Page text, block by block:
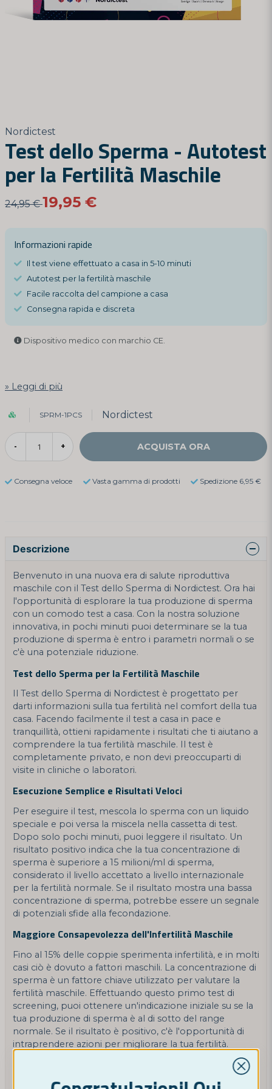
Nordictest
Test dello Sperma - Autotest
per la Fertilità Maschile
24,95 €19,95 €
Informazioni rapide
Il test viene effettuato a casa in 5-10 minuti
Autotest per la fertilità maschile
Facile raccolta del campione a casa
Consegna rapida e discreta
Dispositivo medico con marchio CE.
Leggi di più
SPRM-1PCS Nordictest
- + ACQUISTA ORA
Consegna veloce Vasta gamma di prodotti Spedizione 6,95 €
Descrizione
Benvenuto in una nuova era di salute riproduttiva
maschile con il Test dello Sperma di Nordictest. Ora hai
l'opportunità di esplorare la tua produzione di sperma
con un comodo test a casa. Con la nostra soluzione
innovativa, in pochi minuti puoi determinare se la tua
produzione di sperma è entro i parametri normali o se
c'è una potenziale riduzione.
Test dello Sperma per la Fertilità Maschile
Il Test dello Sperma di Nordictest è progettato per
darti informazioni sulla tua fertilità nel comfort della tua
casa. Facendo facilmente il test a casa in pace e
tranquillità, ottieni rapidamente i risultati che ti aiutano a
comprendere la tua fertilità maschile. Il test è
completamente privato, e non devi preoccuparti di
visite in cliniche o laboratori.
Esecuzione Semplice e Risultati Veloci
Per eseguire il test, mescola lo sperma con un liquido
speciale e poi versa la miscela nella cassetta di test.
Dopo solo pochi minuti, puoi leggere il risultato. Un
risultato positivo indica che la tua concentrazione di
sperma è superiore a 15 milioni/ml di sperma,
considerato il livello accettato a livello internazionale
per la fertilità normale. Se il risultato mostra una bassa
concentrazione di sperma, potrebbe essere un segnale
di potenziali sfide alla fecondazione.
Maggiore Consapevolezza dell'Infertilità Maschile
Fino al 15% delle coppie sperimenta infertilità, e in molti
casi ciò è dovuto a fattori maschili. La concentrazione di
sperma è un fattore chiave utilizzato per valutare la
fertilità maschile. Effettuando questo primo test di
screening, puoi ottenere un'indicazione iniziale su se la
tua produzione di sperma è al di sotto del range
normale. Se il risultato è positivo, c'è l'opportunità di
intraprendere azioni per migliorare la tua fertilità.
Comprendiamo l'importanza di risultati accurati. Il